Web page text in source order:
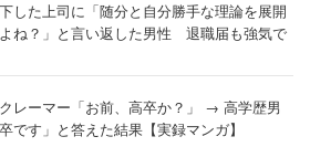
した上司に「随分と自分勝手な理論を展開
ね？」と言い返した男性 退職届も強気で
レーマー「お前、高卒か？」 → 高学歴男
です」と答えた結果【実録マンガ】